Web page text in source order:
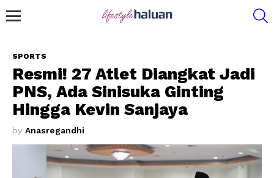
SPORTS
Resmi! 27 Atlet Diangkat Jadi
PNS, Ada Sinisuka Ginting
Hingga Kevin Sanjaya
by Anasregandhi